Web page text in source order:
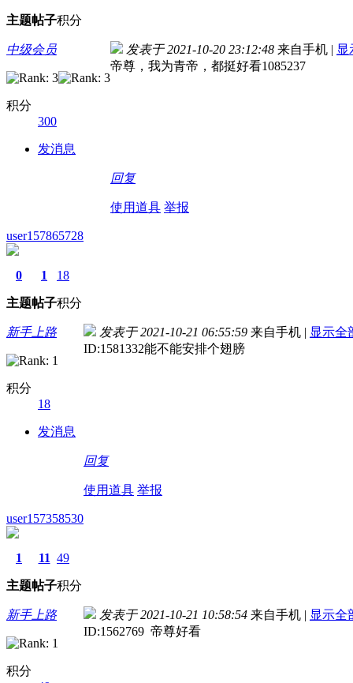
主题帖子积分
中级会员
积分
300
发消息
发表于 2021-10-20 23:12:48 来自手机 | 显
帝尊，我为青帝，都挺好看1085237
回复
使用道具 举报
user157865728
0
主题
1
帖子
18
积分
新手上路
积分
18
发消息
发表于 2021-10-21 06:55:59 来自手机 | 显示全
ID:1581332能不能安排个翅膀
回复
使用道具 举报
user157358530
1
主题
11
帖子
49
积分
新手上路
积分
发表于 2021-10-21 10:58:54 来自手机 | 显示全
ID:1562769 帝尊好看